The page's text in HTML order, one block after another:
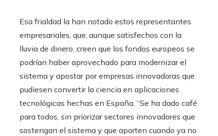
Esa frialdad la han notado estos representantes
empresariales, que, aunque satisfechos con la
lluvia de dinero, creen que los fondos europeos se
podrían haber aprovechado para modernizar el
sistema y apostar por empresas innovadoras que
pudiesen convertir la ciencia en aplicaciones
tecnológicas hechas en España. “Se ha dado café
para todos, sin priorizar sectores innovadores que
sostengan el sistema y que aporten cuando ya no